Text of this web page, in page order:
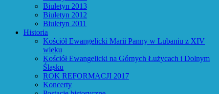
Biuletyn 2013
Biuletyn 2012
Biuletyn 2011
Historia
Kościół Ewangelicki Marii Panny w Lubaniu z XIV
wieku
Kościół Ewangelicki na Górnych Łużycach i Dolnym
Śląsku
ROK REFORMACJI 2017
Koncerty